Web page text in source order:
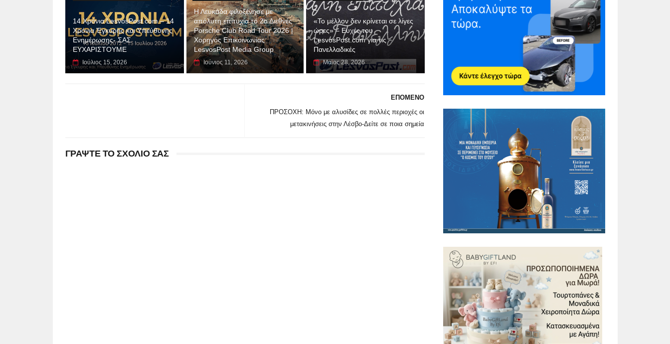
14 Χρόνια LesvosPost.com – 14
Χρόνια Έγκυρης και Υπεύθυνης
Ενημέρωσης- ΣΑΣ
ΕΥΧΑΡΙΣΤΟΥΜΕ
Ιούλιος 15, 2026
Η Λευκάδα φιλοξένησε με
απόλυτη επιτυχία το 2ο Διεθνές
Porsche Club Road Tour 2026 |
Χορηγός Επικοινωνίας
LesvosPost Media Group
Ιούνιος 11, 2026
«Το μέλλον δεν κρίνεται σε λίγες
ώρες» – Ευχές του
LesvosPost.com για τις
Πανελλαδικές
Μαϊος 28, 2026
ΕΠΟΜΕΝΟ
ΠΡΟΣΟΧΗ: Μόνο με αλυσίδες σε πολλές περιοχές οι
μετακινήσεις στην Λέσβο-Δείτε σε ποια σημεία
ΓΡΑΨΤΕ ΤΟ ΣΧΟΛΙΟ ΣΑΣ